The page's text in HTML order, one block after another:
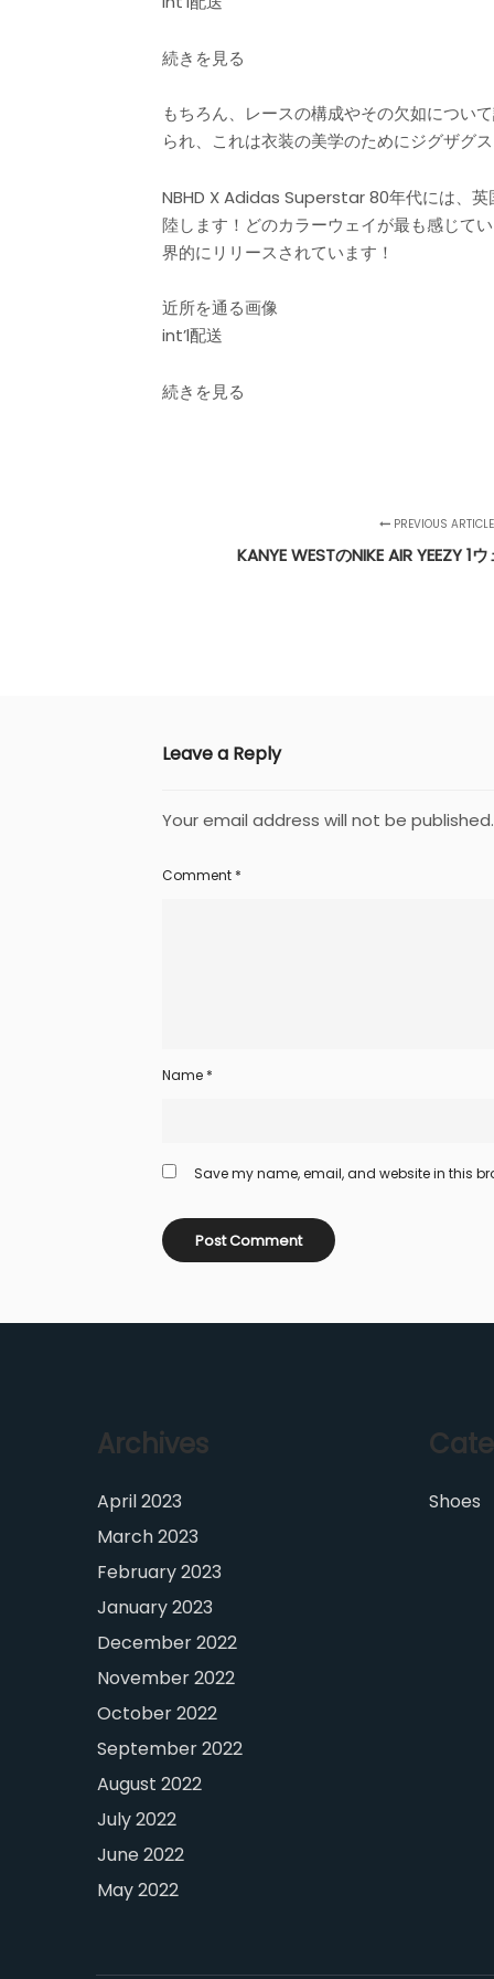
続きを見る
もちろん、レースの構成やその欠如につい
られ、これは衣装の美学のためにジグザグ
NBHD X Adidas Superstar 80年代には、英
陸します！どのカラーウェイが最も感じ
界的にリリースされています！
近所を通る画像
int’l配送
続きを見る
PREVIOUS ARTICLE
KANYE WESTのNIKE AIR YEEZY 1
Leave a Reply
Your email address will not be published.
Comment *
Name *
Save my name, email, and website in this
Archives
April 2023
March 2023
February 2023
January 2023
December 2022
November 2022
October 2022
September 2022
August 2022
July 2022
June 2022
May 2022
Shoes